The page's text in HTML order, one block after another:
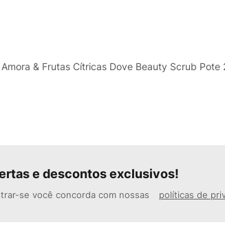
& Frutas Cítricas Dove Beauty Scrub Pote
e descontos exclusivos!
se você concorda com nossas políticas de